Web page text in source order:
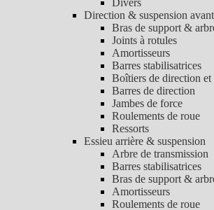
Divers
Direction & suspension avant
Bras de support &
Joints à rotules
Amortisseurs
Barres stabilisatrices
Boîtiers de direction et
Barres de direction
Jambes de force
Roulements de roue
Ressorts
Essieu arrière & suspension
Arbre de transmission
Barres stabilisatrices
Bras de support &
Amortisseurs
Roulements de roue